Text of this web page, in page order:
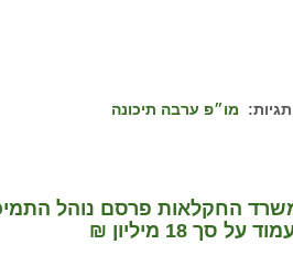
תגיות: מו״פ ערבה תיכונה
על סך 18 מיליון ₪